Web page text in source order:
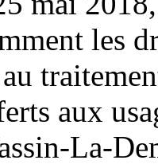
les
aux
La-